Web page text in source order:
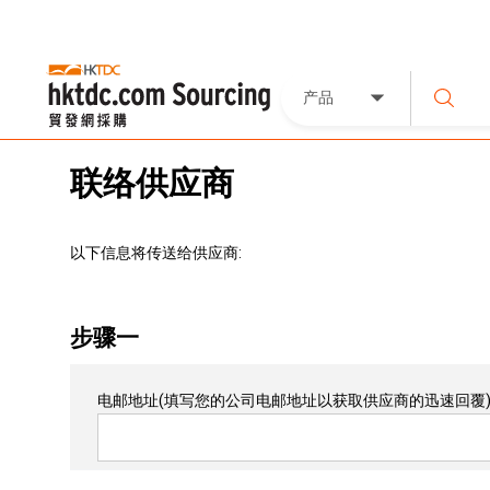
产品
联络供应商
以下信息将传送给供应商:
步骤一
电邮地址(填写您的公司电邮地址以获取供应商的迅速回覆)